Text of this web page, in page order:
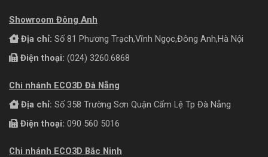
Showroom Đông Anh
Địa chỉ: Số 81 Phương Trạch,Vĩnh Ngọc,Đông Anh,Hà Nội
Điện thoại: (024) 3260.6868
Chi nhánh ECO3D Đà Nẵng
Địa chỉ: Số 358 Trường Sơn Quận Cẩm Lệ Tp Đà Nẵng
Điện thoại: 090 560 5016
Chi nhánh ECO3D Bắc Ninh